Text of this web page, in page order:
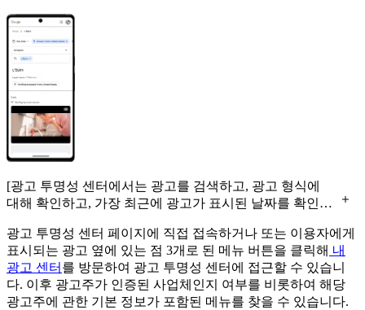
[광고 투명성 센터에서는 광고를 검색하고, 광고 형식에
대해 확인하고, 가장 최근에 광고가 표시된 날짜를 확인할
광고 투명성 센터 페이지에 직접 접속하거나 또는 이용자에게
표시되는 광고 옆에 있는 점 3개로 된 메뉴 버튼을 클릭해 내
광고 센터 를 방문하여 광고 투명성 센터에 접근할 수 있습니
다. 이후 광고주가 인증된 사업체인지 여부를 비롯하여 해당
광고주에 관한 기본 정보가 포함된 메뉴를 찾을 수 있습니다.